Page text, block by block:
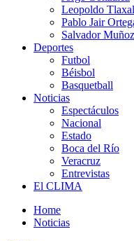
Leopoldo
Pablo Jair
Salvador Muñoz
Deportes
Futbol
Béisbol
Basquetball
Noticias
Espectáculos
Nacional
Estado
Boca del Río
Veracruz
Entrevistas
El CLIMA
Home
Noticias